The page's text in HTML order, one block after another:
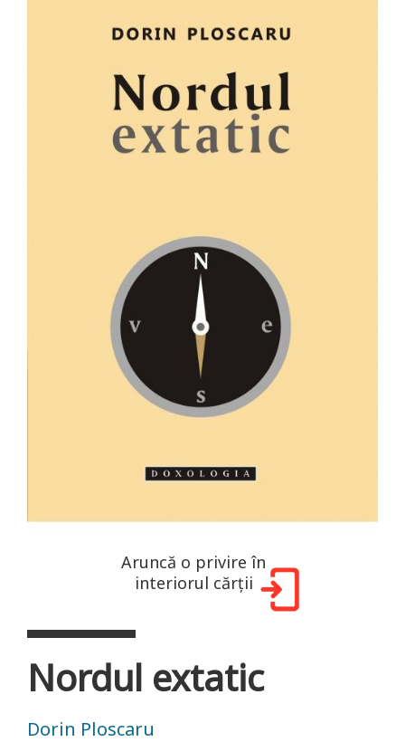
Aruncă o privire în
interiorul cărții
Nordul extatic
Dorin Ploscaru